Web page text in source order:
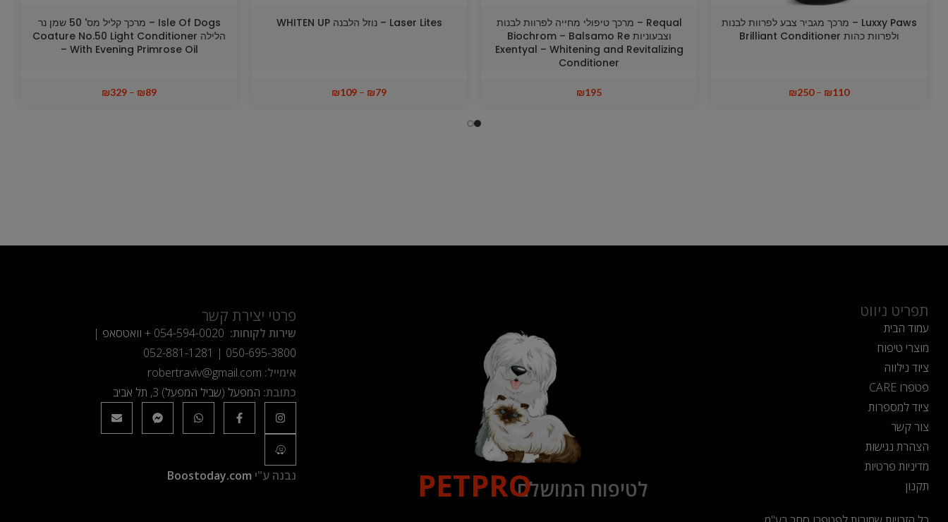
Luxxy Paws – מרכך מגביר צבע לפרוות לבנות
ולפרוות כהות Brilliant Conditioner
₪110
–
₪250
Requal – מרכך טיפולי מחייה לפרוות לבנות
וצבעוניות Biochrom – Balsamo Re
Exentyal – Whitening and Revitalizing
Conditioner
₪195
Laser Lites – נוזל הלבנה WHITEN UP
₪79
–
₪109
Isle Of Dogs – מרכך קליל מס' 50 שמן נר
הלילה Coature No.50 Light Conditioner
– With Evening Primrose Oil
₪89
–
₪329
תפריט ניווט
עמוד הבית
מוצרי טיפוח
ציוד נילווה
פטפרו CARE
ציוד למספרות
צור קשר
הצהרת נגישות
מדיניות פרטיות
תקנון
לטיפוח המושלםPETPRO
פרטי יצירת קשר
שירות לקוחות: 054-594-0020 + וואטסאפ |
050-695-3800
|
052-881-1281
אימייל: robertraviv@gmail.com
כתובת: המפעל (שביל המפעל) 3, תל אביב
נבנה ע"י Boostoday.com